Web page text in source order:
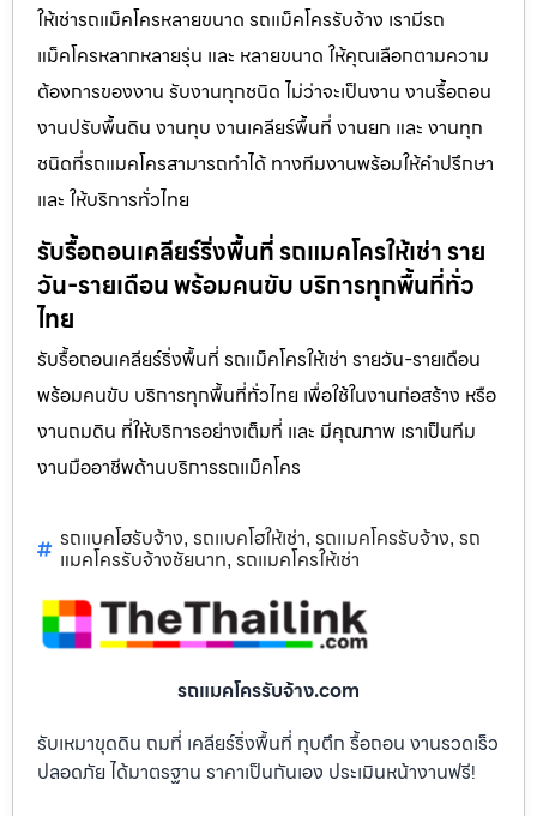
ให้เช่ารถแม็คโครหลายขนาด รถแม็คโครรับจ้าง เรามีรถ
แม็คโครหลากหลายรุ่น และ หลายขนาด ให้คุณเลือกตามความ
ต้องการของงาน รับงานทุกชนิด ไม่ว่าจะเป็นงาน งานรื้อถอน
งานปรับพื้นดิน งานทุบ งานเคลียร์พื้นที่ งานยก และ งานทุก
ชนิดที่รถแมคโครสามารถทำได้ ทางทีมงานพร้อมให้คำปรึกษา
และ ให้บริการทั่วไทย
รับรื้อถอนเคลียร์ริ่งพื้นที่ รถแมคโครให้เช่า ราย
วัน-รายเดือน พร้อมคนขับ บริการทุกพื้นที่ทั่ว
ไทย
รับรื้อถอนเคลียร์ริ่งพื้นที่ รถแม็คโครให้เช่า รายวัน-รายเดือน
พร้อมคนขับ บริการทุกพื้นที่ทั่วไทย เพื่อใช้ในงานก่อสร้าง หรือ
งานถมดิน ที่ให้บริการอย่างเต็มที่ และ มีคุณภาพ เราเป็นทีม
งานมืออาชีพด้านบริการรถแม็คโคร
รถแบคโฮรับจ้าง, รถแบคโฮให้เช่า, รถแมคโครรับจ้าง, รถ
แมคโครรับจ้างชัยนาท, รถแมคโครให้เช่า
รถแมคโครรับจ้าง.com
รับเหมาขุดดิน ถมที่ เคลียร์ริ่งพื้นที่ ทุบตึก รื้อถอน งานรวดเร็ว
ปลอดภัย ได้มาตรฐาน ราคาเป็นกันเอง ประเมินหน้างานฟรี!